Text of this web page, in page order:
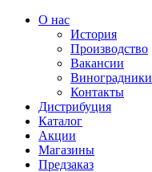
О нас
История
Производство
Вакансии
Виноградники
Контакты
Дистрибуция
Каталог
Акции
Магазины
Предзаказ